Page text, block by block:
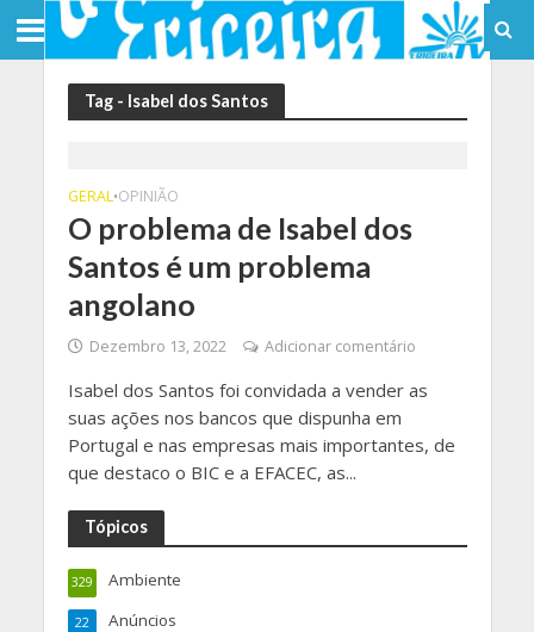
Tag - Isabel dos Santos
GERAL•OPINIÃO
O problema de Isabel dos
Santos é um problema
angolano
Dezembro 13, 2022 Adicionar comentário
Isabel dos Santos foi convidada a vender as
suas ações nos bancos que dispunha em
Portugal e nas empresas mais importantes, de
que destaco o BIC e a EFACEC, as...
Tópicos
Ambiente
329
Anúncios
22